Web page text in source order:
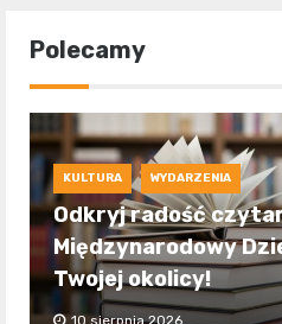
Polecamy
KULTURA WYDARZENIA
Odkryj radość
Międzynarodowy
Twojej okolicy!
10 sierpnia 2026